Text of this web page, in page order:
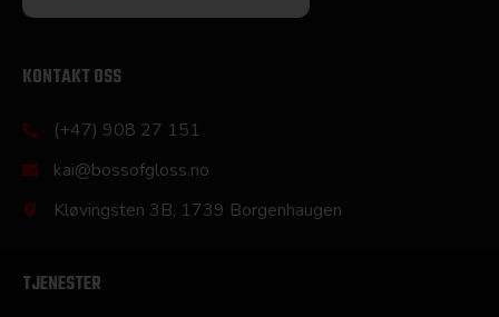
KONTAKT OSS
(+47) 908 27 151
kai@bossofgloss.no
Kløvingsten 3B, 1739 Borgenhaugen
TJENESTER